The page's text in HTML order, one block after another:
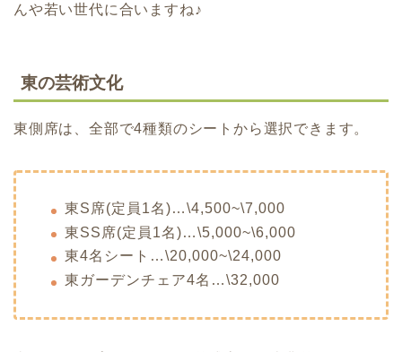
んや若い世代に合いますね♪
東の芸術文化
東側席は、全部で4種類のシートから選択できます。
東S席(定員1名)…\4,500~\7,000
東SS席(定員1名)…\5,000~\6,000
東4名シート…\20,000~\24,000
東ガーデンチェア4名…\32,000